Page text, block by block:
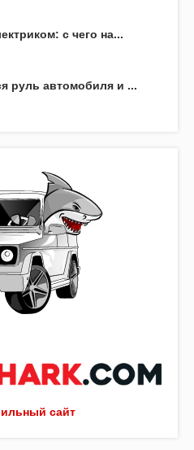
сайт
с чего на...
руль автомобиля и ...